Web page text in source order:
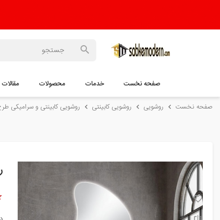
صفحه نخست خدمات محصولات مقالات
صفحه نخست روشویی روشویی کابینتی روشویی کابینتی و سرامیکی